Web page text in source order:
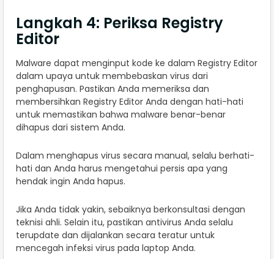
Langkah 4: Periksa Registry
Editor
Malware dapat menginput kode ke dalam Registry Editor
dalam upaya untuk membebaskan virus dari
penghapusan. Pastikan Anda memeriksa dan
membersihkan Registry Editor Anda dengan hati-hati
untuk memastikan bahwa malware benar-benar
dihapus dari sistem Anda.
Dalam menghapus virus secara manual, selalu berhati-
hati dan Anda harus mengetahui persis apa yang
hendak ingin Anda hapus.
Jika Anda tidak yakin, sebaiknya berkonsultasi dengan
teknisi ahli. Selain itu, pastikan antivirus Anda selalu
terupdate dan dijalankan secara teratur untuk
mencegah infeksi virus pada laptop Anda.